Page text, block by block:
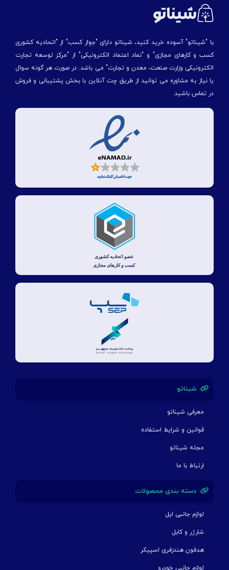
با "شیناتو" آسوده خرید کنید، شیناتو دارای "جواز کسب" از "اتحادیه کشوری
کسب و کارهای مجازی" و "نماد اعتماد الکترونیکی" از "مركز توسعه تجارت
الكترونیكی وزارت صنعت، معدن و تجارت" می باشد. در صورت هر گونه سوال
یا نیاز به مشاوره می توانید از طریق چت آنلاین با بخش پشتیبانی و فروش
در تماس باشید.
شیناتو
معرفی شیناتو
قوانین و شرایط استفاده
مجله شیناتو
ارتباط با ما
دسته بندی محصولات
لوازم جانبی اپل
شارژر و کابل
هدفون هندزفری اسپیکر
لوازم جانبی خودرو